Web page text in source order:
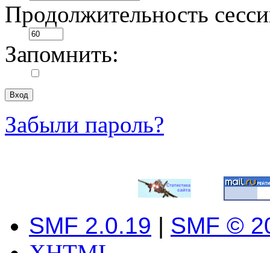
Продолжительность
Запомнить:
Забыли пароль?
SMF 2.0.19 | SMF ©